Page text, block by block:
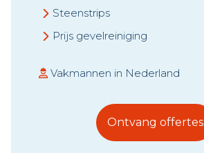
Steenstrips
Prijs gevelreiniging
Vakmannen in Nederland
Ontvang offertes